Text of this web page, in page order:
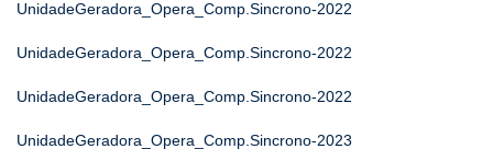
UnidadeGeradora_Opera_Comp.Sincrono-2022
UnidadeGeradora_Opera_Comp.Sincrono-2022
UnidadeGeradora_Opera_Comp.Sincrono-2022
UnidadeGeradora_Opera_Comp.Sincrono-2023